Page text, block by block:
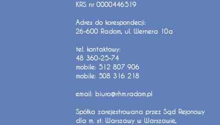
KRS nr 0000446519
Adres do korespondecji:
26-600 Radom, ul. Wernera 10a
tel. kontaktowy:
48 360-25-74
mobile: 512 807 906
mobile: 508 316 218
email: biuro@rhm.radom.pl
Spółka zarejestrowana przez Sąd Rejonowy
dla m. st. Warszawy w Warszawie,